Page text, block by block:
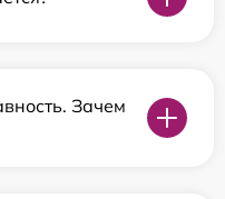
Зачем